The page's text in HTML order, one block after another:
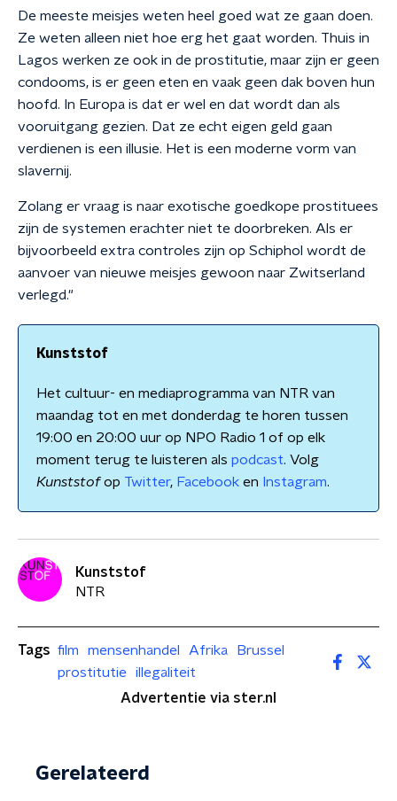
De meeste meisjes weten heel goed wat ze gaan doen.
Ze weten alleen niet hoe erg het gaat worden. Thuis in
Lagos werken ze ook in de prostitutie, maar zijn er geen
condooms, is er geen eten en vaak geen dak boven hun
hoofd. In Europa is dat er wel en dat wordt dan als
vooruitgang gezien. Dat ze echt eigen geld gaan
verdienen is een illusie. Het is een moderne vorm van
slavernij.
Zolang er vraag is naar exotische goedkope prostituees
zijn de systemen erachter niet te doorbreken. Als er
bijvoorbeeld extra controles zijn op Schiphol wordt de
aanvoer van nieuwe meisjes gewoon naar Zwitserland
verlegd."
Kunststof
Het cultuur- en mediaprogramma van NTR van
maandag tot en met donderdag te horen tussen
19:00 en 20:00 uur op NPO Radio 1 of op elk
moment terug te luisteren als podcast. Volg
Kunststofop Twitter, Facebook en Instagram.
Kunststof
NTR
Tags film mensenhandel Afrika
Brussel
prostitutie
illegaliteit
Advertentie via ster.nl
Gerelateerd